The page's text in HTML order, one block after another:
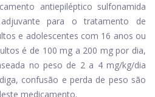
antiepiléptico sulfonamida
para o tratamento de
e adolescentes com 16 anos ou
é de 100 mg a 200 mg por dia,
no peso de 2 a 4 mg/kg/dia
confusão e perda de peso são
medicamento.